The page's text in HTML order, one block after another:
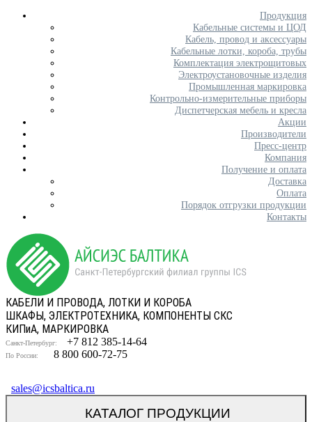
Продукция
Кабельные системы и ЦОД
Кабель, провод и аксессуары
Кабельные лотки, короба, трубы
Комплектация электрощитовых
Электроустановочные изделия
Промышленная маркировка
Контрольно-измерительные приборы
Диспетчерская мебель и кресла
Акции
Производители
Пресс-центр
Компания
Получение и оплата
Доставка
Оплата
Порядок отгрузки продукции
Контакты
КАБЕЛИ И ПРОВОДА, ЛОТКИ И КОРОБА
ШКАФЫ, ЭЛЕКТРОТЕХНИКА, КОМПОНЕНТЫ СКС
КИПиА, МАРКИРОВКА
Санкт-Петербург: +7 812 385-14-64
По России: 8 800 600-72-75
sales@icsbaltica.ru
КАТАЛОГ ПРОДУКЦИИ